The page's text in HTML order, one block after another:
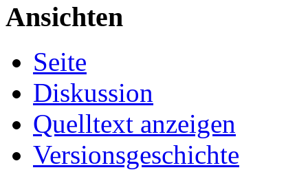
Ansichten
Seite
Diskussion
Quelltext anzeigen
Versionsgeschichte